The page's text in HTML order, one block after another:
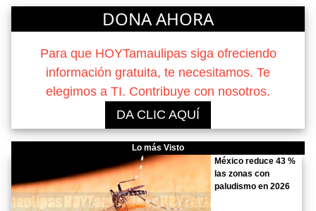
DONA AHORA
Para que HOYTamaulipas siga ofreciendo
información gratuita, te necesitamos. Te
elegimos a TI. Contribuye con nosotros.
DA CLIC AQUÍ
Lo más Visto
México reduce 43 %
las zonas con
paludismo en 2026